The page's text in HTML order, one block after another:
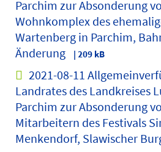
Parchim zur Absonderung
Wohnkomplex des
Wartenberg in Parchim,
Änderung
| 209 kB
2021-08-11
Landrates des Landkreises
Parchim zur Absonderung
Mitarbeitern des Festivals
Menkendorf, Slawischer